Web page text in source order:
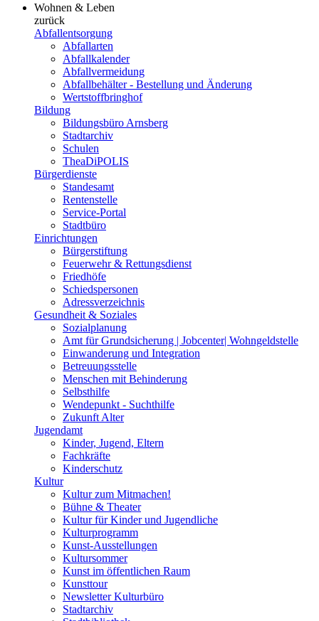
Wohnen & Leben
zurück
Abfallentsorgung
Abfallarten
Abfallkalender
Abfallvermeidung
Abfallbehälter - Bestellung und Änderung
Wertstoffbringhof
Bildung
Bildungsbüro Arnsberg
Stadtarchiv
Schulen
TheaDiPOLIS
Bürgerdienste
Standesamt
Rentenstelle
Service-Portal
Stadtbüro
Einrichtungen
Bürgerstiftung
Feuerwehr & Rettungsdienst
Friedhöfe
Schiedspersonen
Adressverzeichnis
Gesundheit & Soziales
Sozialplanung
Amt für Grundsicherung | Jobcenter| Wohngeldstelle
Einwanderung und Integration
Betreuungsstelle
Menschen mit Behinderung
Selbsthilfe
Wendepunkt - Suchthilfe
Zukunft Alter
Jugendamt
Kinder, Jugend, Eltern
Fachkräfte
Kinderschutz
Kultur
Kultur zum Mitmachen!
Bühne & Theater
Kultur für Kinder und Jugendliche
Kulturprogramm
Kunst-Ausstellungen
Kultursommer
Kunst im öffentlichen Raum
Kunsttour
Newsletter Kulturbüro
Stadtarchiv